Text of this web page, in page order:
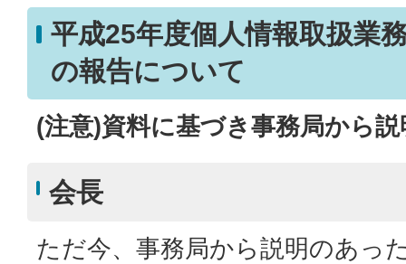
平成25年度個人情報取扱業
の報告について
(注意)資料に基づき事務局から
会長
ただ今、事務局から説明のあっ